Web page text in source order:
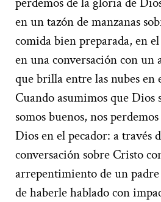
en un tazón de manzanas
comida bien preparada, en
en una conversación con un
que brilla entre las nubes en
Cuando asumimos que Dios
somos buenos, nos
Dios en el pecador: a través
conversación sobre Cristo
arrepentimiento de un
de haberle hablado con